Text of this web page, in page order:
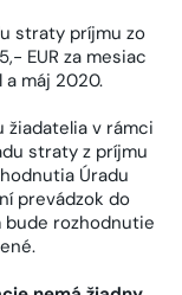
straty príjmu zo
EUR za mesiac
a máj 2020.
žiadatelia v rámci
straty z príjmu
Úradu
prevádzok do
bude rozhodnutie